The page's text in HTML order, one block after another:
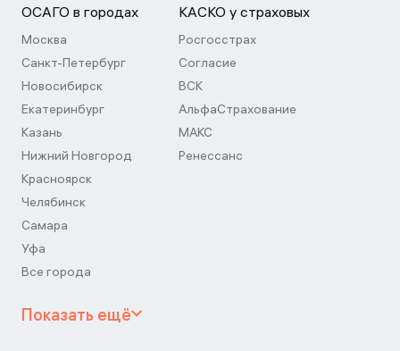
ОСАГО в городах
Москва
Санкт-Петербург
Новосибирск
Екатеринбург
Казань
Нижний Новгород
Красноярск
Челябинск
Самара
Уфа
Все города
КАСКО у страховых
Росгосстрах
Согласие
ВСК
АльфаСтрахование
МАКС
Ренессанс
Показать ещё